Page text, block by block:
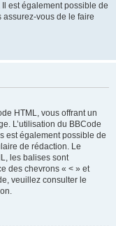
Il est également possible de
vous de le faire
HTML, vous offrant un
L’utilisation du BBCode
est également possible de
de rédaction. Le
les balises sont
des chevrons « < » et
veuillez consulter le